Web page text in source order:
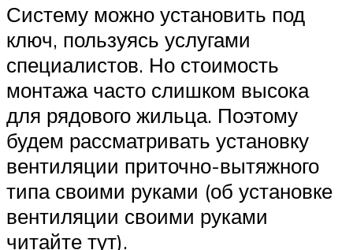
Систему можно установить под
ключ, пользуясь услугами
специалистов. Но стоимость
монтажа часто слишком высока
для рядового жильца. Поэтому
будем рассматривать установку
вентиляции приточно-вытяжного
типа своими руками (об установке
вентиляции своими руками
читайте тут).